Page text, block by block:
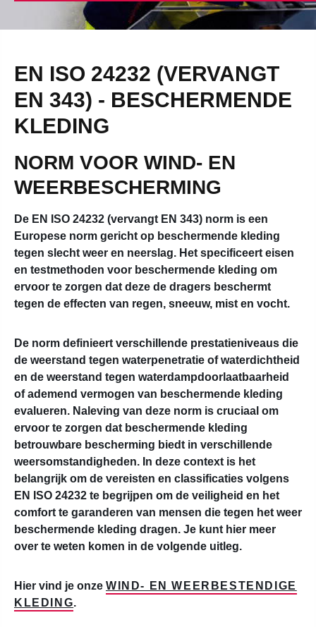
EN ISO 24232 (VERVANGT
EN 343) - BESCHERMENDE
KLEDING
NORM VOOR WIND- EN
WEERBESCHERMING
De EN ISO 24232 (vervangt EN 343) norm is een
Europese norm gericht op beschermende kleding
tegen slecht weer en neerslag. Het specificeert eisen
en testmethoden voor beschermende kleding om
ervoor te zorgen dat deze de dragers beschermt
tegen de effecten van regen, sneeuw, mist en vocht.
De norm definieert verschillende prestatieniveaus die
de weerstand tegen waterpenetratie of waterdichtheid
en de weerstand tegen waterdampdoorlaatbaarheid
of ademend vermogen van beschermende kleding
evalueren. Naleving van deze norm is cruciaal om
ervoor te zorgen dat beschermende kleding
betrouwbare bescherming biedt in verschillende
weersomstandigheden. In deze context is het
belangrijk om de vereisten en classificaties volgens
EN ISO 24232 te begrijpen om de veiligheid en het
comfort te garanderen van mensen die tegen het weer
beschermende kleding dragen. Je kunt hier meer
over te weten komen in de volgende uitleg.
Hier vind je onze WIND- EN WEERBESTENDIGE
KLEDING.